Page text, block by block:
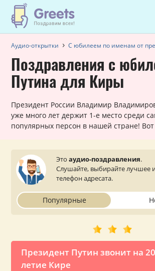
Аудио-открытки С юбилеем по именам от
Поздравления с
Путина для Киры
Президент России Владимир
уже много лет держит 1-е место среди
популярных персон в нашей стране!
самых заказываемых именных
лично обращаются к каждой женщине и
очень приятное впечатление. Просто
и звонок от президента поступит на
близкой или знакомой Кире.
Этоаудио-поздравления.
Слушайте, выбирайте лучшее
телефон адресата.
Популярные
Президент Путин звонит на
летие Кире